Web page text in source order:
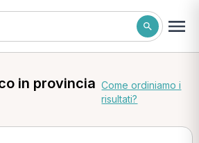
in provincia Come ordiniamo i
risultati?